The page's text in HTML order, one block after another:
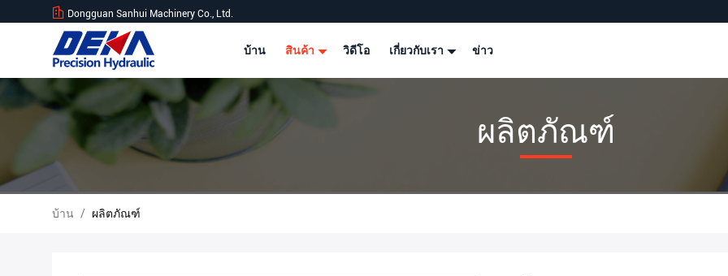
Dongguan Sanhui Machinery Co., Ltd.
บ้าน สินค้า วิดีโอ เกี่ยวกับเรา ข่าว
ผลิตภัณฑ์
บ้าน / ผลิตภัณฑ์